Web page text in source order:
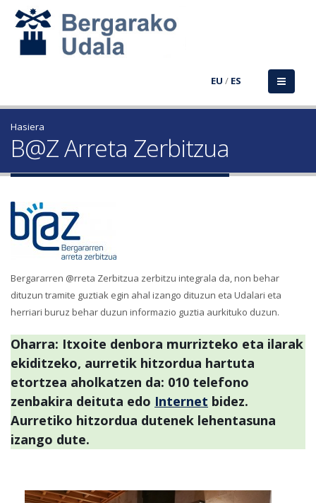
EU / ES
Hasiera
B@Z Arreta Zerbitzua
Bergararren @rreta Zerbitzua zerbitzu integrala da, non behar
dituzun tramite guztiak egin ahal izango dituzun eta Udalari eta
herriari buruz behar duzun informazio guztia aurkituko duzun.
Oharra: Itxoite denbora murrizteko eta ilarak
ekiditzeko, aurretik hitzordua hartuta
etortzea aholkatzen da: 010 telefono
zenbakira deituta edo Internet bidez.
Aurretiko hitzordua dutenek lehentasuna
izango dute.